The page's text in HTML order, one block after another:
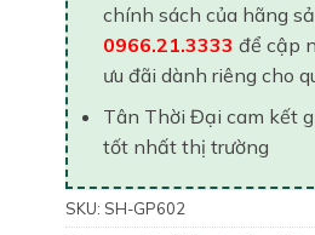
chính sách của hãng
0966.21.3333 để cập
ưu đãi dành riêng cho
Tân Thời Đại cam kết
tốt nhất thị trường
SKU: SH-GP602